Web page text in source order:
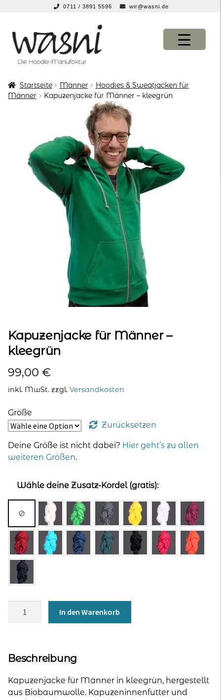
0711 / 3891 5596 wir@wasni.de
Navigation
springen
Inhalt
springen
KONFIGURATOR
KONFIGURATOR
vor ort
Startseite Männer
Hoodies & Sweatjacken für
Männer
Kapuzenjacke für Männer – kleegrün
Kapuzenjacke für Männer –
kleegrün
99,00 €
inkl. MwSt. zzgl. Versandkosten
Größe
Zurücksetzen
Deine Größe ist nicht dabei? Hier geht’s zu allen
weiteren Größen.
Wähle deine Zusatz-Kordel (gratis):
kleegrün
In den Warenkorb
Beschreibung
Kapuzenjacke für Männer in kleegrün, hergestellt
aus Biobaumwolle. Kapuzeninnenfutter und